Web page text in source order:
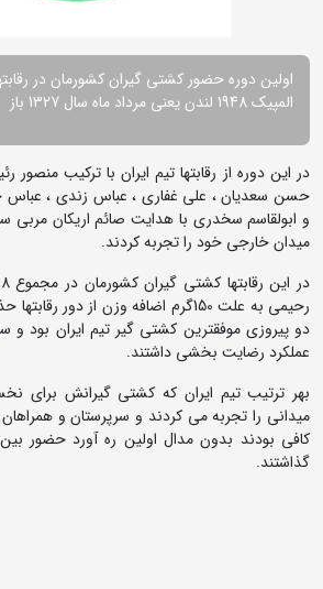
اولین دوره حضور کشتی گیران کشورمان در
المپیک 1948 لندن یعنی مرداد ماه سال 1327 باز می گردد
در این دوره از رقابتها تیم ایران با ترکیب
حسن سعدیان ، علی غفاری ، عباس زندی ، عباس
و ابولقاسم سخدری با هدایت صائم اریکان مربی
میدان خارجی خود را تجربه کردند.
رحیمی به علت 150گرم اضافه وزن از
دو پیروزی موفقترین کشتی گیر تیم ایران بود و
عملکرد رضایت بخشی داشتند.
بهر ترتیب تیم ایران که کشتی گیرانش برای
میدانی را تجربه می کردند و سرپرستان و همراهان
کافی بودند بدون مدال اولین ره آورد حضور
گذاشتند.